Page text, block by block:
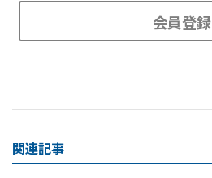
会員登録
関連記事